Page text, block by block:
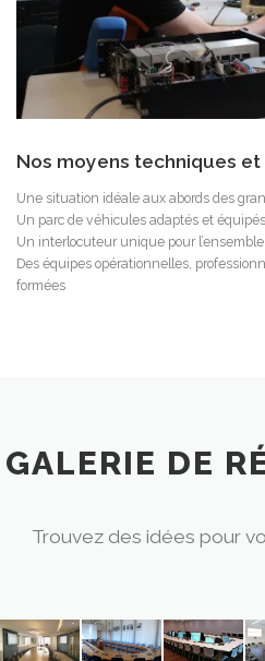
Nos moyens techniques et
Une situation idéale aux abords des
Un parc de véhicules adaptés et équipés.
Un interlocuteur unique pour
Des équipes opérationnelles,
formées
GALERIE DE
Trouvez des idées pour